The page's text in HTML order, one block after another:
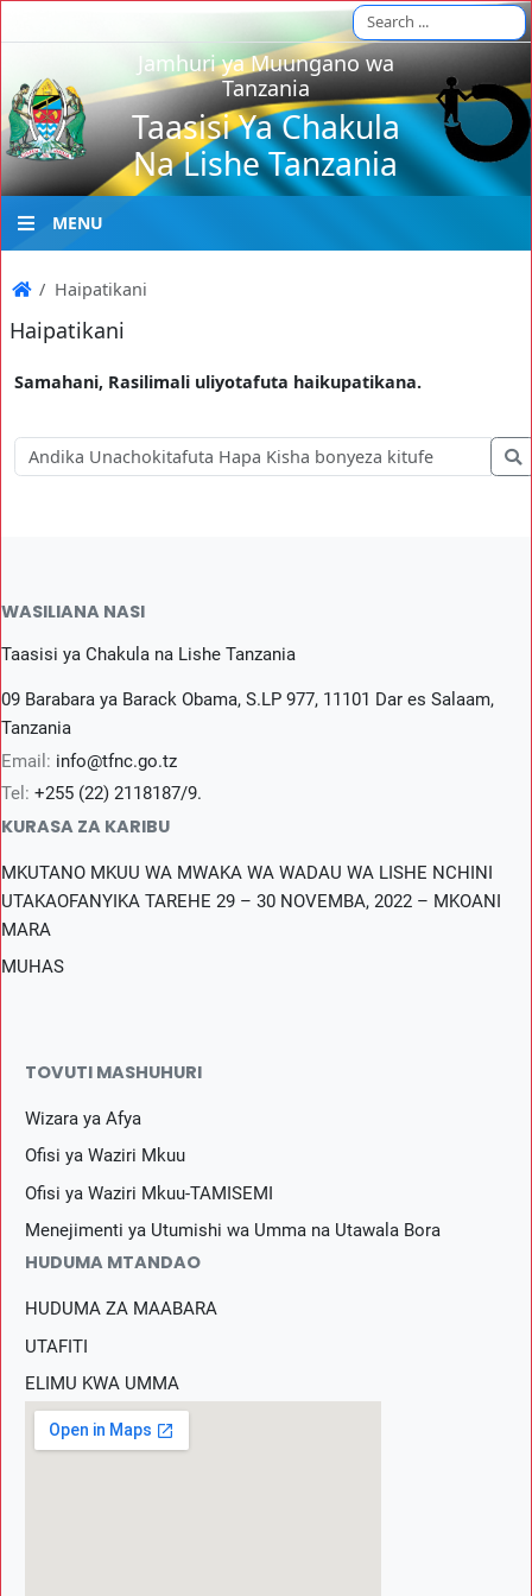
Jamhuri ya Muungano wa
Tanzania
Taasisi Ya Chakula
Na Lishe Tanzania
MENU
Haipatikani
Haipatikani
Samahani, Rasilimali uliyotafuta haikupatikana.
WASILIANA NASI
Taasisi ya Chakula na Lishe Tanzania
09 Barabara ya Barack Obama, S.LP 977, 11101 Dar es Salaam,
Tanzania
Email: info@tfnc.go.tz
Tel: +255 (22) 2118187/9.
KURASA ZA KARIBU
MKUTANO MKUU WA MWAKA WA WADAU WA LISHE NCHINI
UTAKAOFANYIKA TAREHE 29 – 30 NOVEMBA, 2022 – MKOANI
MARA
MUHAS
TOVUTI MASHUHURI
Wizara ya Afya
Ofisi ya Waziri Mkuu
Ofisi ya Waziri Mkuu-TAMISEMI
Menejimenti ya Utumishi wa Umma na Utawala Bora
HUDUMA MTANDAO
HUDUMA ZA MAABARA
UTAFITI
ELIMU KWA UMMA